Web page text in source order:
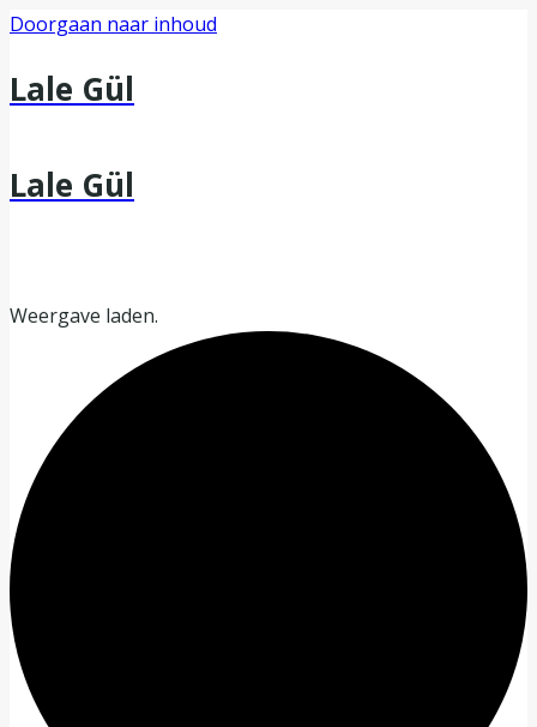
Doorgaan naar inhoud
Lale Gül
Lale Gül
Weergave laden.